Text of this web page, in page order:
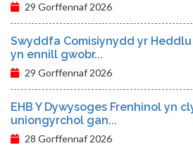
29 Gorffennaf 2026
Swyddfa Comisiynydd yr
yn ennill gwobr...
29 Gorffennaf 2026
EHB Y Dywysoges Frenhinol yn
uniongyrchol gan...
28 Gorffennaf 2026